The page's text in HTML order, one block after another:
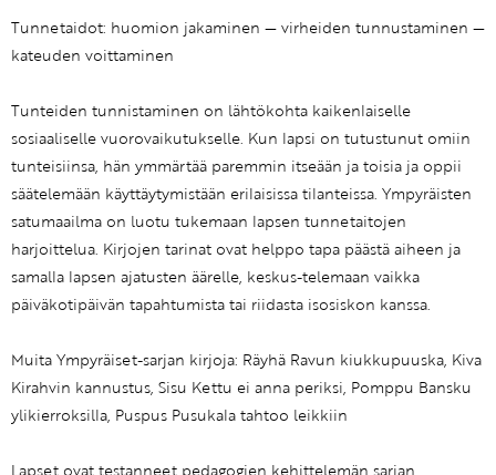
Tunnetaidot: huomion jakaminen — virheiden tunnustaminen —
kateuden voittaminen
Tunteiden tunnistaminen on lähtökohta kaikenlaiselle
sosiaaliselle vuorovaikutukselle. Kun lapsi on tutustunut omiin
tunteisiinsa, hän ymmärtää paremmin itseään ja toisia ja oppii
säätelemään käyttäytymistään erilaisissa tilanteissa. Ympyräisten
satumaailma on luotu tukemaan lapsen tunnetaitojen
harjoittelua. Kirjojen tarinat ovat helppo tapa päästä aiheen ja
samalla lapsen ajatusten äärelle, keskus-telemaan vaikka
päiväkotipäivän tapahtumista tai riidasta isosiskon kanssa.
Muita Ympyräiset-sarjan kirjoja: Räyhä Ravun kiukkupuuska, Kiva
Kirahvin kannustus, Sisu Kettu ei anna periksi, Pomppu Bansku
ylikierroksilla, Puspus Pusukala tahtoo leikkiin
Lapset ovat testanneet pedagogien kehittelemän sarjan